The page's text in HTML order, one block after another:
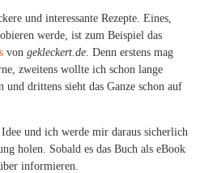
und interessante Rezepte. Eines,
werde, ist zum Beispiel das
von gekleckert.de . Denn erstens mag
zweitens wollte ich schon lange
und drittens sieht das Ganze schon auf
und ich werde mir daraus sicherlich
holen. Sobald es das Buch als eBook
informieren.